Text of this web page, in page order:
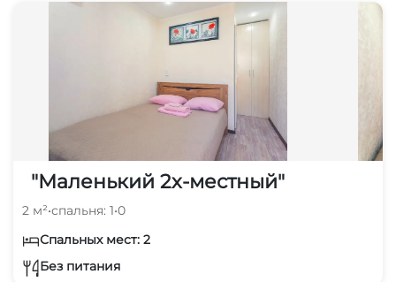
"Маленький 2х-местный"
2 м²•спальня: 1•0
Спальных мест: 2
Без питания